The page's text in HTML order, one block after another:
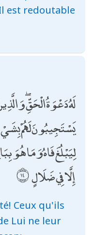
est redoutable
لَهُ دَعْوَةُ الْحَقِّ
يَسْتَجِيبُونَ لَهُمْ
لِيَبْلُغَ فَاهُ وَمَا هُوَ
إِلَّا فِي ضَلَالٍ
Ceux qu'ils
Lui ne leur